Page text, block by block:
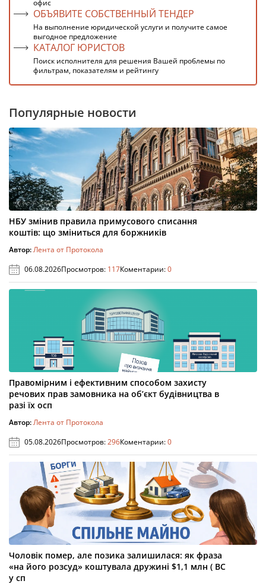
офис
ОБЪЯВИТЕ СОБСТВЕННЫЙ ТЕНДЕР
На выполнение юридической услуги и получите самое
выгодное предложение
КАТАЛОГ ЮРИСТОВ
Поиск исполнителя для решения Вашей проблемы по
фильтрам, показателям и рейтингу
Популярные новости
НБУ змінив правила примусового списання
коштів: що зміниться для боржників
Автор:Лента от Протокола
06.08.2026Просмотров: 117Коментарии:0
Правомірним і ефективним способом захисту
речових прав замовника на об’єкт будівництва в
разі їх осп
Автор:Лента от Протокола
05.08.2026Просмотров:296Коментарии:0
Чоловік помер, але позика залишилася: як фраза
«на його розсуд» коштувала дружині $1,1 млн ( ВС
у сп